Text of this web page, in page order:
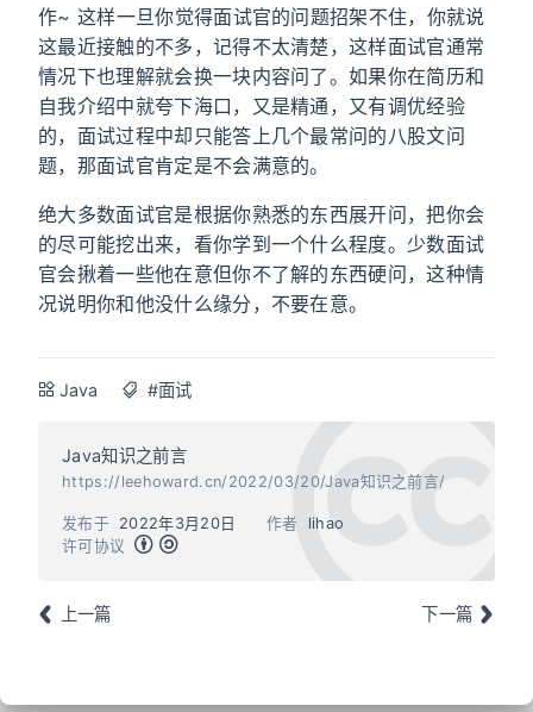
作~ 这样一旦你觉得面试官的问题招架不住，你就说
这最近接触的不多，记得不太清楚，这样面试官通常
情况下也理解就会换一块内容问了。如果你在简历和
自我介绍中就夸下海口，又是精通，又有调优经验
的，面试过程中却只能答上几个最常问的八股文问
题，那面试官肯定是不会满意的。
绝大多数面试官是根据你熟悉的东西展开问，把你会
的尽可能挖出来，看你学到一个什么程度。少数面试
官会揪着一些他在意但你不了解的东西硬问，这种情
况说明你和他没什么缘分，不要在意。
Java #面试
Java知识之前言
https://leehoward.cn/2022/03/20/Java知识之前言/
作者 lihao
发布于
2022年3月20日
许可协议
上一篇 下一篇